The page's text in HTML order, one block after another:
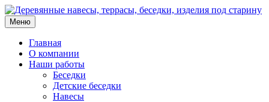
Меню
Главная
О компании
Наши работы
Беседки
Детские беседки
Навесы